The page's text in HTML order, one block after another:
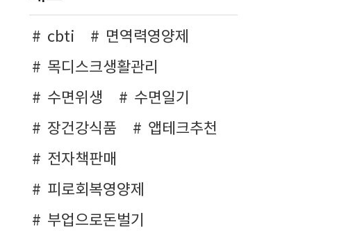
cbti
면역력영양제
목디스크생활관리
수면위생
수면일기
장건강식품
앱테크추천
전자책판매
피로회복영양제
부업으로돈벌기